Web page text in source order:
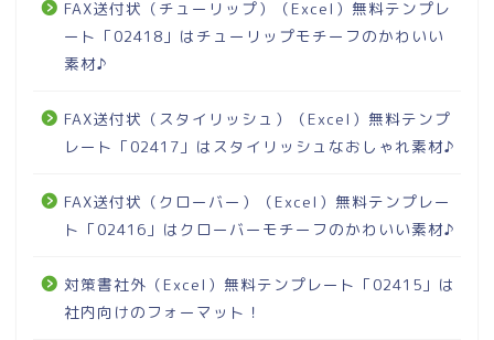
FAX送付状（チューリップ）（Excel）無料テンプレ
ート「02418」はチューリップモチーフのかわいい
素材♪
FAX送付状（スタイリッシュ）（Excel）無料テンプ
レート「02417」はスタイリッシュなおしゃれ素材♪
FAX送付状（クローバー）（Excel）無料テンプレー
ト「02416」はクローバーモチーフのかわいい素材♪
対策書社外（Excel）無料テンプレート「02415」は
社内向けのフォーマット！